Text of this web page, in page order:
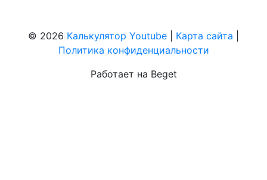
© 2026 Калькулятор Youtube Карта сайта
Политика конфиденциальности
Работает на Beget